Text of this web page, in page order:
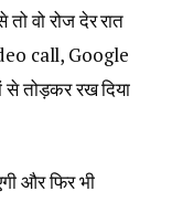
वो रोज देर रात
call, Google
तोड़कर रख दिया
और फिर भी